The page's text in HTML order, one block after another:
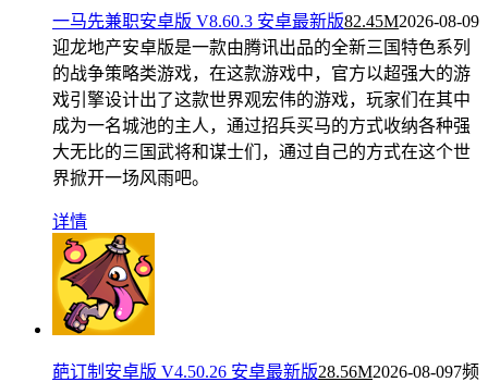
一马先兼职安卓版 V8.60.3 安卓最新版82.45M2026-08-09
迎龙地产安卓版是一款由腾讯出品的全新三国特色系列
的战争策略类游戏，在这款游戏中，官方以超强大的游
戏引擎设计出了这款世界观宏伟的游戏，玩家们在其中
成为一名城池的主人，通过招兵买马的方式收纳各种强
大无比的三国武将和谋士们，通过自己的方式在这个世
界掀开一场风雨吧。
详情
葩订制安卓版 V4.50.26 安卓最新版28.56M2026-08-097频